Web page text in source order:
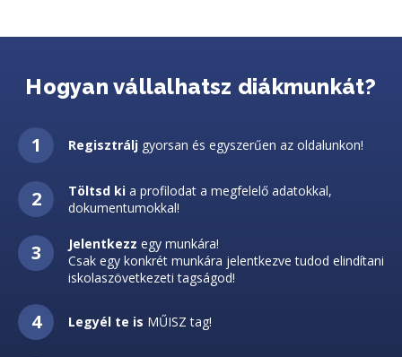
Hogyan vállalhatsz diákmunkát?
Regisztrálj gyorsan és egyszerűen az oldalunkon!
Töltsd ki a profilodat a megfelelő adatokkal,
dokumentumokkal!
Jelentkezz egy munkára!
Csak egy konkrét munkára jelentkezve tudod elindítani
iskolaszövetkezeti tagságod!
Legyél te is MŰISZ tag!